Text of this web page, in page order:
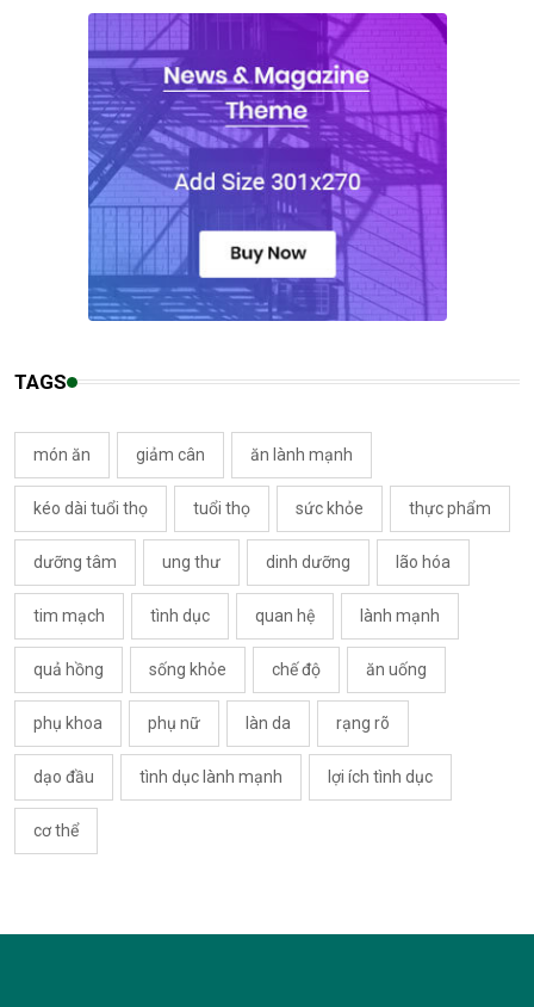
TAGS
món ăn giảm cân ăn lành mạnh
kéo dài tuổi thọ tuổi thọ sức khỏe thực phẩm
dưỡng tâm ung thư dinh dưỡng lão hóa
tim mạch tình dục quan hệ lành mạnh
quả hồng sống khỏe chế độ ăn uống
phụ khoa phụ nữ làn da rạng rõ
dạo đầu tình dục lành mạnh lợi ích tình dục
cơ thể